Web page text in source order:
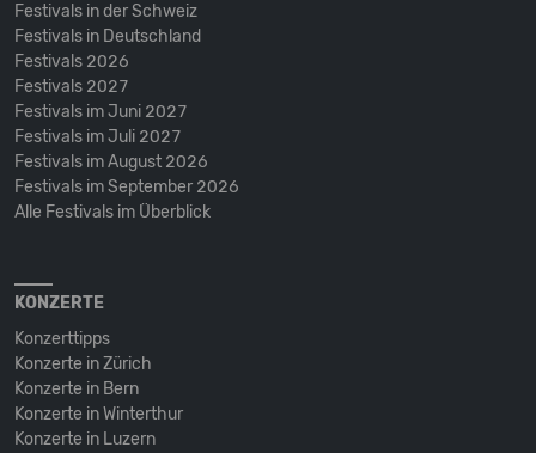
Festivals in der Schweiz
Festivals in Deutschland
Festivals 2026
Festivals 2027
Festivals im Juni 2027
Festivals im Juli 2027
Festivals im August 2026
Festivals im September 2026
Alle Festivals im Überblick
KONZERTE
Konzerttipps
Konzerte in Zürich
Konzerte in Bern
Konzerte in Winterthur
Konzerte in Luzern